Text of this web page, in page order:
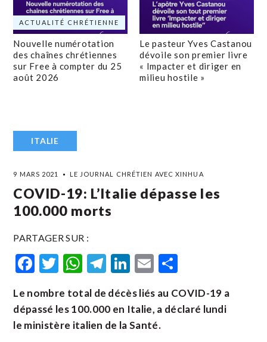
ACTUALITÉ CHRÉTIENNE
Nouvelle numérotation
des chaînes chrétiennes
sur Free à compter du 25
août 2026
Le pasteur Yves Castanou
dévoile son premier livre
« Impacter et diriger en
milieu hostile »
ITALIE
9 MARS 2021 LE JOURNAL CHRÉTIEN AVEC XINHUA
COVID-19: L’Italie dépasse les
100.000 morts
PARTAGER SUR :
Facebook
Twitter
WhatsApp
Telegram
LinkedIn
Email
Le nombre total de décès liés au COVID-19 a
dépassé les 100.000 en Italie, a déclaré lundi
le ministère italien de la Santé.